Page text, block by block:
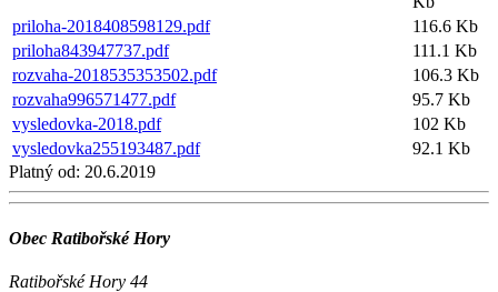
priloha-2018408598129.pdf
116.6 Kb
priloha843947737.pdf
111.1 Kb
rozvaha-2018535353502.pdf
106.3 Kb
rozvaha996571477.pdf
95.7 Kb
vysledovka-2018.pdf
102 Kb
vysledovka255193487.pdf
92.1 Kb
Platný od: 20.6.2019
Obec Ratibořské Hory
Ratibořské Hory 44